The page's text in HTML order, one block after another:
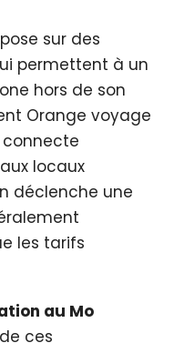
sur des
permettent à un
hors de son
Orange voyage
connecte
locaux
déclenche une
les tarifs
au Mo
ces